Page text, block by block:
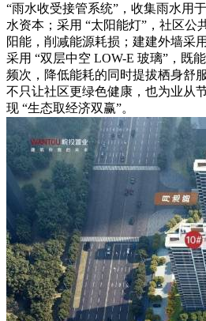
“雨水收受接管系统”，收集雨水用
水资本；采用 “太阳能灯”，社区公
阳能，削减能源耗损；建建外墙采
采用 “双层中空 LOW-E 玻璃”，既
频次，降低能耗的同时提拔栖身舒
不只让社区更绿色健康，也为业从
现 “生态取经济双赢”。